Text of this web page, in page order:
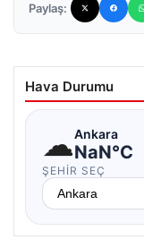
Paylaş:
Hava Durumu
☁Ankara
NaN°C
ŞEHIR SEÇ